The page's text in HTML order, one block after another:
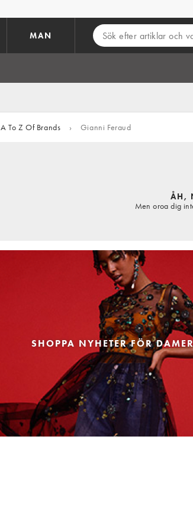
MAN
A To Z Of Brands › Gianni Feraud
ÅH,
Men oroa dig
SHOPPA NYHETER FÖR